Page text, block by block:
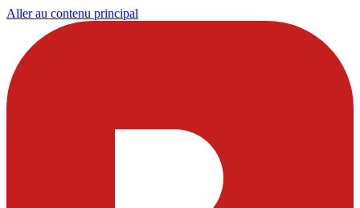
Aller au contenu principal